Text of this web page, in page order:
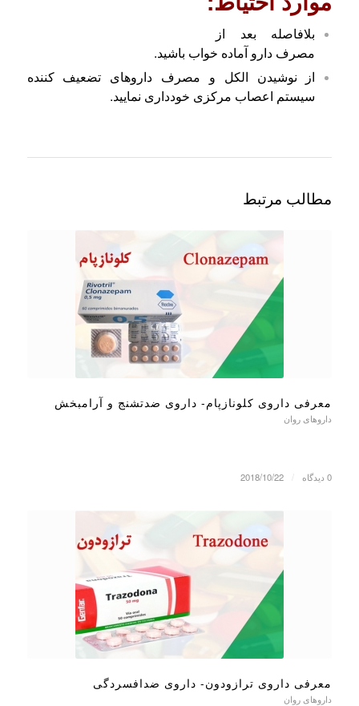
بلافاصله بعد از
مصرف دارو آماده خواب باشید.
از نوشیدن الکل و مصرف داروهای تضعیف کننده
سیستم اعصاب مرکزی خودداری نمایید.
مطالب مرتبط
معرفی داروی کلونازپام- داروی ضدتشنج و آرامبخش
داروهای روان
0 دیدگاه 2018/10/22
معرفی داروی ترازودون- داروی ضدافسردگی
داروهای روان